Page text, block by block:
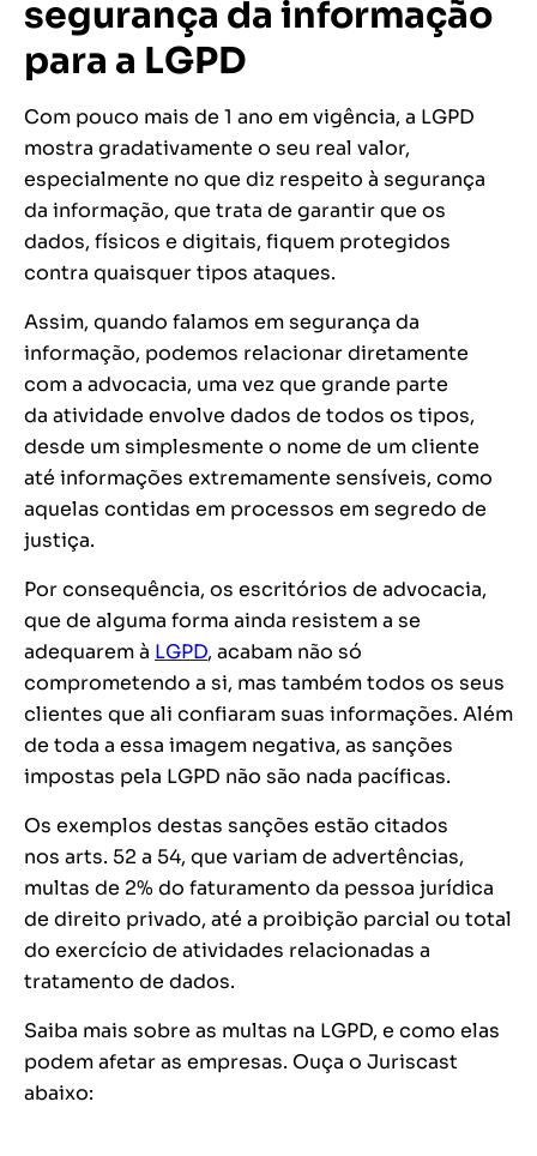
segurança da informação
para a LGPD
Com pouco mais de 1 ano em vigência, a LGPD
mostra gradativamente o seu real valor,
especialmente no que diz respeito à segurança
da informação, que trata de garantir que os
dados, físicos e digitais, fiquem protegidos
contra quaisquer tipos ataques.
Assim, quando falamos em segurança da
informação, podemos relacionar diretamente
com a advocacia, uma vez que grande parte
da atividade envolve dados de todos os tipos,
desde um simplesmente o nome de um cliente
até informações extremamente sensíveis, como
aquelas contidas em processos em segredo de
justiça.
Por consequência, os escritórios de advocacia,
que de alguma forma ainda resistem a se
adequarem à LGPD, acabam não só
comprometendo a si, mas também todos os seus
clientes que ali confiaram suas informações. Além
de toda a essa imagem negativa, as sanções
impostas pela LGPD não são nada pacíficas.
Os exemplos destas sanções estão citados
nos arts. 52 a 54, que variam de advertências,
multas de 2% do faturamento da pessoa jurídica
de direito privado, até a proibição parcial ou total
do exercício de atividades relacionadas a
tratamento de dados.
Saiba mais sobre as multas na LGPD, e como elas
podem afetar as empresas. Ouça o Juriscast
abaixo: